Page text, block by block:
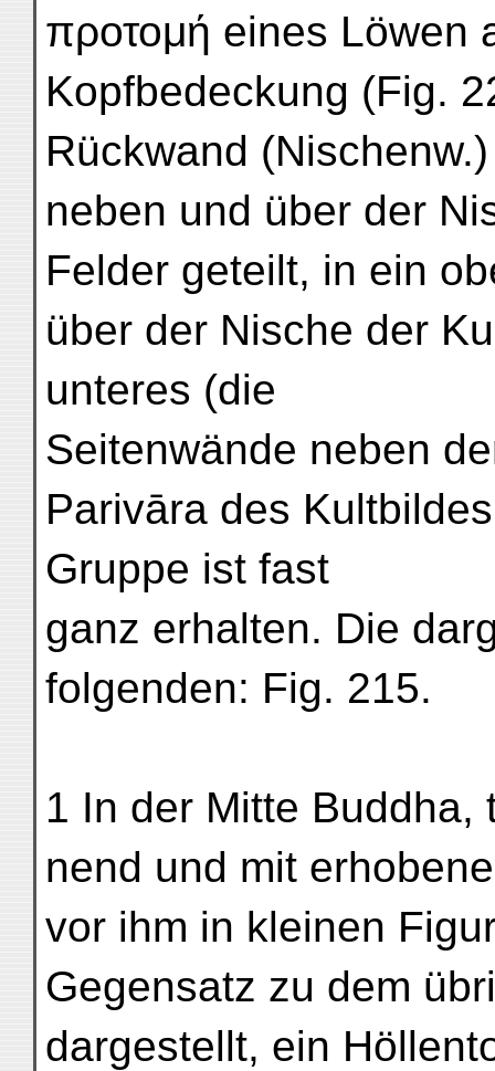
προτομή eines Löwen
Kopfbedeckung (Fig.
Rückwand
neben und über der
Felder geteilt, in ein
über der Nische der
unteres (die
Seitenwände neben
Parivāra des
Gruppe ist fast
ganz erhalten. Die
folgenden: Fig. 215.
1 In der Mitte Buddha,
nend und mit
vor ihm in kleinen
Gegensatz zu dem
dargestellt, ein